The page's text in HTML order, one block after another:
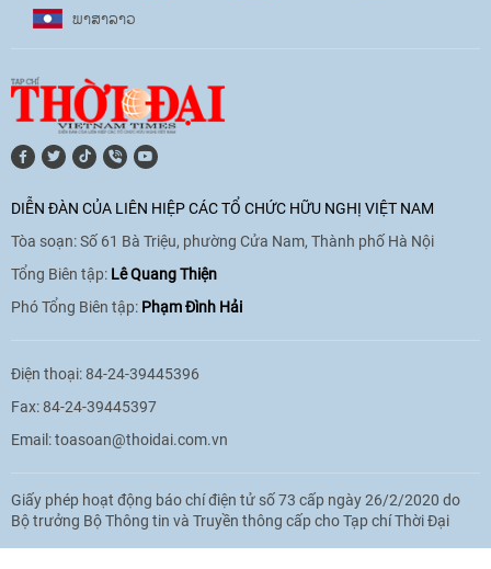
17:07|09/06/2026
[Video] Lào dành ưu tiên hàng đầu cho
quan hệ với Việt Nam
11:01 |09/06/2026
[Video] Doanh nghiệp Hoa Kỳ hỗ trợ
Việt Nam xác định danh tính người mất
tích trong chiến tranh
ພາ​ສາ​ລາວ
DIỄN ĐÀN CỦA LIÊN HIỆP CÁC TỔ CHỨC HỮU NGHỊ VIỆT NAM
Tòa soạn: Số 61 Bà Triệu, phường Cửa Nam, Thành phố Hà Nội
Tổng Biên tập: Lê Quang Thiện
Phó Tổng Biên tập: Phạm Đình Hải
Điện thoại: 84-24-39445396
Fax: 84-24-39445397
Email:toasoan@thoidai.com.vn
Giấy phép hoạt động báo chí điện tử số 73 cấp ngày 26/2/2020 do
Bộ trưởng Bộ Thông tin và Truyền thông cấp cho Tạp chí Thời Đại